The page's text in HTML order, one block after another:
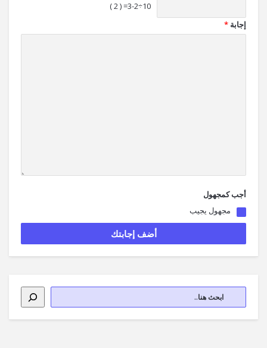
10÷3-2= ( 2 )
إجابة *
أجب كمجهول
مجهول يجيب